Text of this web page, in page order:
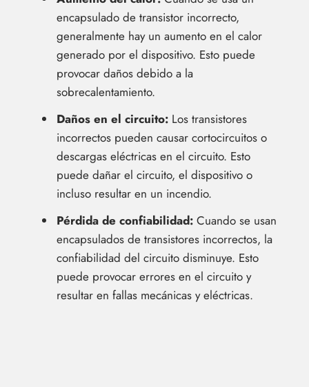
encapsulado de transistor incorrecto,
generalmente hay un aumento en el calor
generado por el dispositivo. Esto puede
provocar daños debido a la
sobrecalentamiento.
Daños en el circuito: Los transistores
incorrectos pueden causar cortocircuitos o
descargas eléctricas en el circuito. Esto
puede dañar el circuito, el dispositivo o
incluso resultar en un incendio.
Pérdida de confiabilidad: Cuando se usan
encapsulados de transistores incorrectos, la
confiabilidad del circuito disminuye. Esto
puede provocar errores en el circuito y
resultar en fallas mecánicas y eléctricas.